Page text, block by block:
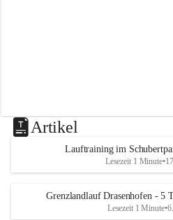
Artikel
Lauftraining im
Lesezeit 1 Minute•
Grenzlandlauf Drasenhofen - 5
Lesezeit 1 Minute•